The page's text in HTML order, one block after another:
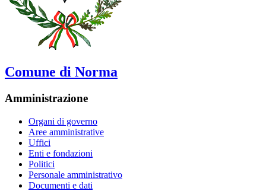
Comune di Norma
Amministrazione
Organi di governo
Aree amministrative
Uffici
Enti e fondazioni
Politici
Personale amministrativo
Documenti e dati